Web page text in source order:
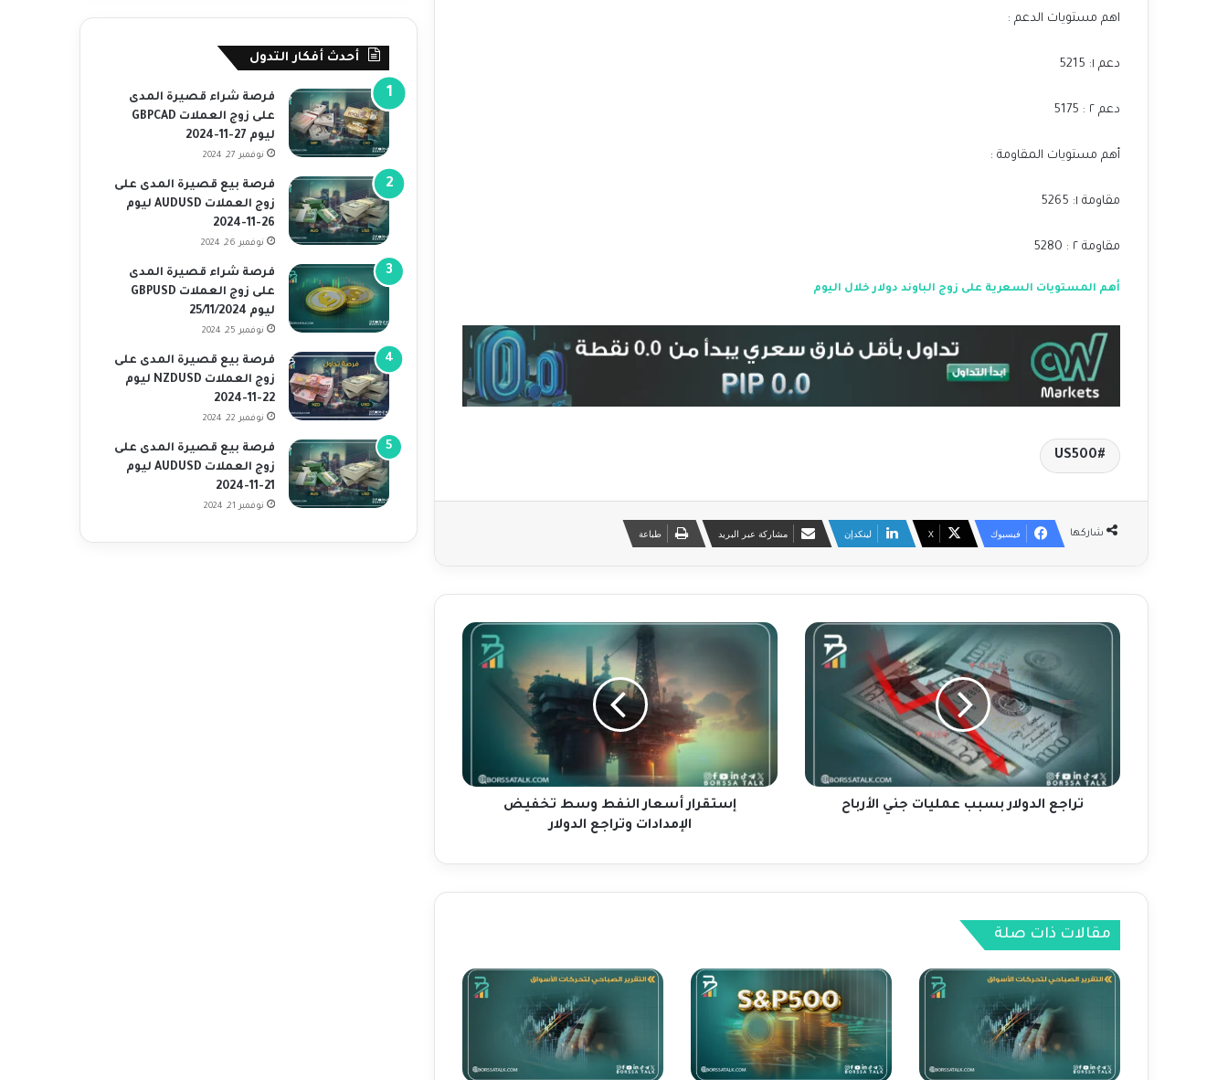
اهم مستويات الدعم :
دعم ١: 5215
دعم ٢ : 5175
أهم مستويات المقاومة :
مقاومة ١: 5265
مقاومة ٢ : 5280
أهم المستويات السعرية على زوج الباوند دولار خلال اليوم
US500
شاركها فيسبوك ‫X لينكدإن مشاركة عبر البريد طباعة
ت
و
ب
ب
ل
ن
تراجع الدولار بسبب عمليات جني الأرباح
إ
س
ا
ط
ت
خ
ف
ي
إستقرار أسعار النفط وسط تخفيض
الإمدادات وتراجع الدولار
مقالات ذات صلة
أحدث أفكار التدول
فرصة شراء قصيرة المدى
على زوج العملات GBPCAD
ليوم 27-11-2024
نوفمبر 27, 2024
فرصة بيع قصيرة المدى على
زوج العملات AUDUSD ليوم
26-11-2024
نوفمبر 26, 2024
فرصة شراء قصيرة المدى
على زوج العملات GBPUSD
ليوم 25/11/2024
نوفمبر 25, 2024
فرصة بيع قصيرة المدى على
زوج العملات NZDUSD ليوم
22-11-2024
نوفمبر 22, 2024
فرصة بيع قصيرة المدى على
زوج العملات AUDUSD ليوم
21-11-2024
نوفمبر 21, 2024